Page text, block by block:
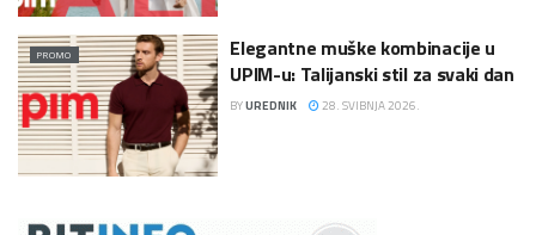
PROMO
Elegantne muške kombinacije u
UPIM-u: Talijanski stil za svaki dan
BYUREDNIK 28. SVIBNJA 2026.